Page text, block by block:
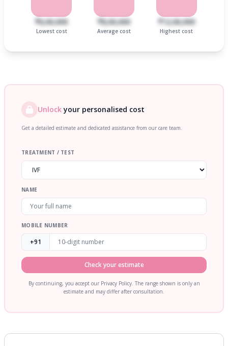
₹6,00,000
Lowest cost
₹8,00,000
Average cost
₹12,00,000
Highest cost
Unlockyour personalised cost
Get a detailed estimate and dedicated assistance from our care team.
TREATMENT / TEST
NAME
MOBILE NUMBER
+91
Check your estimate
By continuing, you accept our Privacy Policy. The range shown is only an
estimate and may differ after consultation.